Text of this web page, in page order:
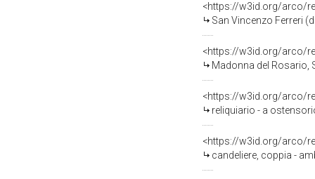
<https://w3id.org/arco/
San Vincenzo Ferreri
<https://w3id.org/arco/
Madonna del Rosario, Santa
<https://w3id.org/arco/
reliquiario - a
<https://w3id.org/arco/
candeliere, coppia -